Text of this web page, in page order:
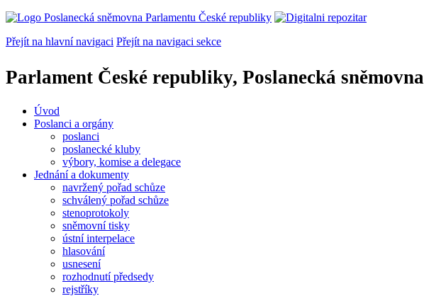
Přejít na hlavní navigaci Přejít na navigaci sekce
Parlament České republiky, Poslanecká sněmovna
Úvod
Poslanci a orgány
poslanci
poslanecké kluby
výbory, komise a delegace
Jednání a dokumenty
navržený pořad schůze
schválený pořad schůze
stenoprotokoly
sněmovní tisky
ústní interpelace
hlasování
usnesení
rozhodnutí předsedy
rejstříky